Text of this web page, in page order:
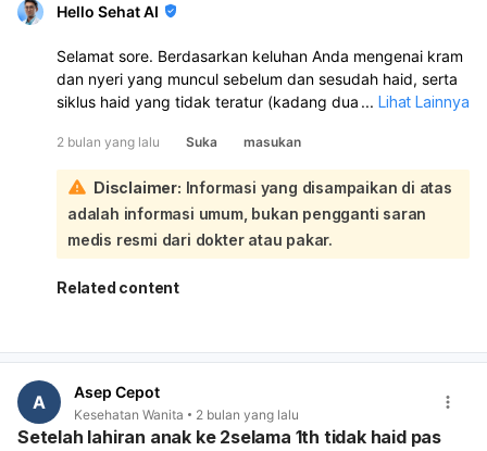
Hello Sehat AI
Selamat sore. Berdasarkan keluhan Anda mengenai kram
dan nyeri yang muncul sebelum dan sesudah haid, serta
siklus haid yang tidak teratur (kadang dua bulan sekali,
dan sebaiknya Anda memeriksakan diri ke dokter:
Siklus haid yang tidak teratur setiap bulan, seperti yang
Anda alami, dapat menjadi tanda adanya masalah
kesehatan. Meskipun durasi haid 3 hari masih dalam
rentang normal, ketidakteraturan siklus dan nyeri yang
muncul di luar waktu haid biasa memerlukan perhatian
lebih lanjut. Beberapa kondisi yang bisa menyebabkan
(PCOS), atau masalah kesehatan lainnya. Pemeriksaan
membantu menentukan penyebab pasti dari keluhan
Anda dan memberikan penanganan yang tepat.
... Lihat Lainnya
2 bulan yang lalu Suka masukan
Disclaimer: Informasi yang disampaikan di atas
adalah informasi umum, bukan pengganti saran
medis resmi dari dokter atau pakar.
Related content
A Asep Cepot
Kesehatan Wanita 2 bulan yang lalu
Setelah lahiran anak ke 2selama 1th tidak haid pas